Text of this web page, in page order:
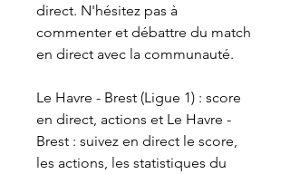
direct. N'hésitez pas à
commenter et débattre du match
en direct avec la communauté.
Le Havre - Brest (Ligue 1) : score
en direct, actions et Le Havre -
Brest : suivez en direct le score,
les actions, les statistiques du